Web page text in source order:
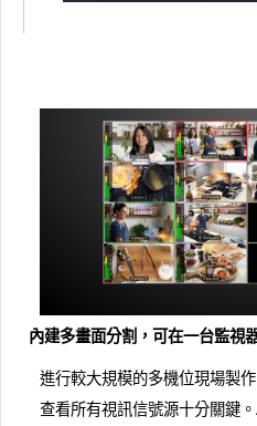
內建多畫面分割，可在一台監視
進行較大規模的多機位現場製
查看所有視訊信號源十分關鍵